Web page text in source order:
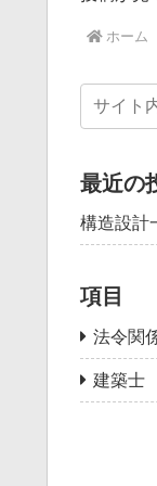
ホーム
最近の
構造設計
項目
法令関
建築士